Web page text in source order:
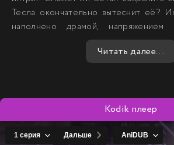
Тесла окончательно вытеснит её?
наполнено драмой, напряжением
поворотами, заставляя зрителей
героями каждую минуту ихЧитать далее...
Kodik плеер